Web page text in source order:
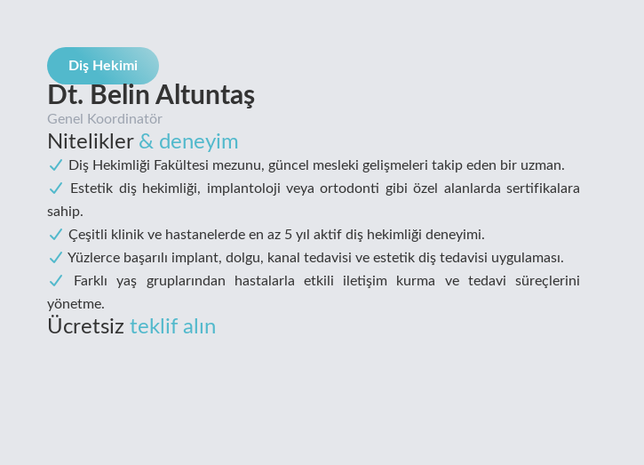
Diş Hekimi
Dt. Belin Altuntaş
Genel Koordinatör
Nitelikler & deneyim
Diş Hekimliği Fakültesi mezunu, güncel mesleki gelişmeleri takip eden bir uzman.
Estetik diş hekimliği, implantoloji veya ortodonti gibi özel alanlarda sertifikalara
sahip.
Çeşitli klinik ve hastanelerde en az 5 yıl aktif diş hekimliği deneyimi.
Yüzlerce başarılı implant, dolgu, kanal tedavisi ve estetik diş tedavisi uygulaması.
Farklı yaş gruplarından hastalarla etkili iletişim kurma ve tedavi süreçlerini
yönetme.
Ücretsiz teklif alın